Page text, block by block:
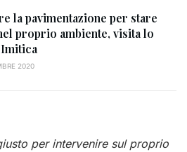
la pavimentazione per stare
proprio ambiente, visita lo
2020
per intervenire sul proprio